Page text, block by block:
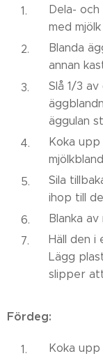
Dela-
med
Blanda
annan
Slå 1/3
äggulan
Koka
Sila
ihop till
Blanka
Häll den i
Lägg
slipper
Fördeg:
Koka